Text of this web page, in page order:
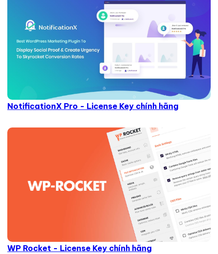
NotificationX Pro - License Key chính hãng
WP Rocket - License Key chính hãng